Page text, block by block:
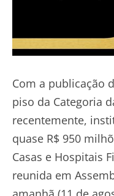
Com a publicação
piso da Categoria
recentemente,
quase R$ 950
Casas e Hospitais
reunida em